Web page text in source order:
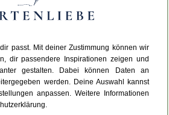
passt. Mit deiner Zustimmung können wir
dir passendere Inspirationen zeigen und
gestalten. Dabei können Daten an
werden. Deine Auswahl kannst
anpassen. Weitere Informationen